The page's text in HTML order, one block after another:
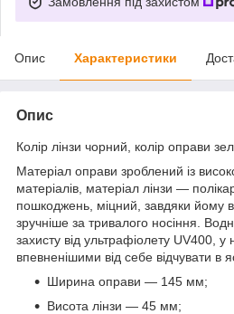
Опис Характеристики
Опис
Колір лінзи чорний, колір оправи
Матеріал оправи зроблений із
матеріалів, матеріал лінзи —
пошкоджень, міцний, завдяки йому
зручніше за тривалого носіння.
захисту від ультрафіолету UV400,
впевненішими від себе відчувати в
Ширина оправи — 145 мм;
Висота лінзи — 45 мм;